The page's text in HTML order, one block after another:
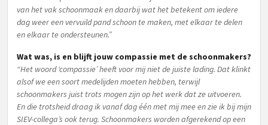
van het vak schoonmaak en daarbij wat het betekent om iedere
dag weer een vervuild pand schoon te maken, met elkaar te delen
en elkaar te ondersteunen.”
Wat was, is en blijft jouw compassie met de schoonmakers?
“Het woord ‘compassie’ heeft voor mij niet de juiste lading. Dat klinkt
alsof we een soort medelijden moeten hebben, terwijl
schoonmakers juist trots mogen zijn op het werk dat ze uitvoeren.
En die trotsheid draag ik vanaf dag één met mij mee en zie ik bij mijn
SIEV-collega’s ook terug. Schoonmakers worden afgerekend op een